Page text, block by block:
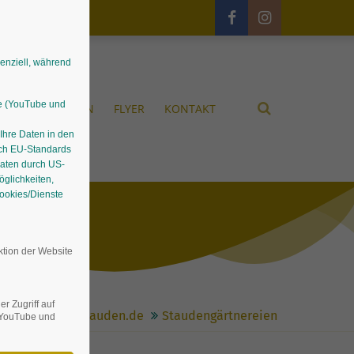
GÄRTEN FLYER KONTAKT
Stauden.de Staudengärtnereien
während
(YouTube und
Daten in den
EU-Standards
durch US-
Dienste
der Website
Zugriff auf
und